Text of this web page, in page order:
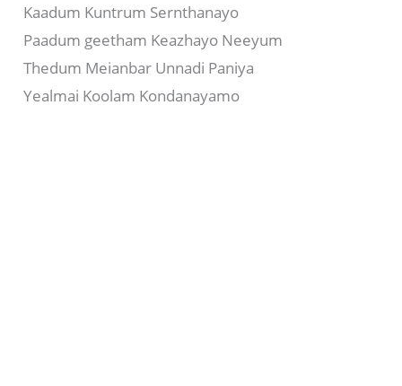
Kaadum Kuntrum Sernthanayo
Paadum geetham Keazhayo Neeyum
Thedum Meianbar Unnadi Paniya
Yealmai Koolam Kondanayamo